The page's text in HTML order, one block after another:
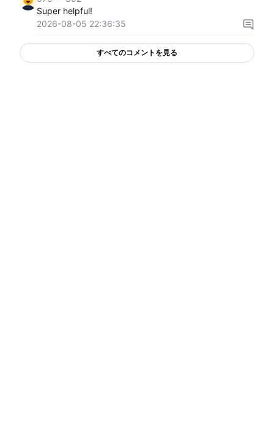
Super helpful!
2026-08-05 22:36:35
すべてのコメントを見る